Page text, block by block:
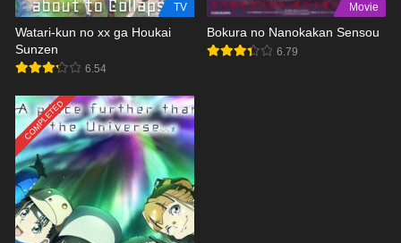
TV
Watari-kun no xx ga Houkai
Sunzen
6.54
Movie
Bokura no Nanokakan Sensou
6.79
COMPLETED